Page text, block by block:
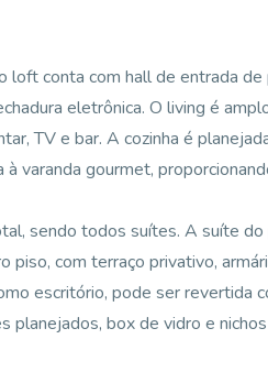
loft conta com hall de entrada
eletrônica. O living é
TV e bar. A cozinha é
varanda gourmet,
sendo todos suítes. A suíte
piso, com terraço privativo,
escritório, pode ser revertida
planejados, box de vidro e